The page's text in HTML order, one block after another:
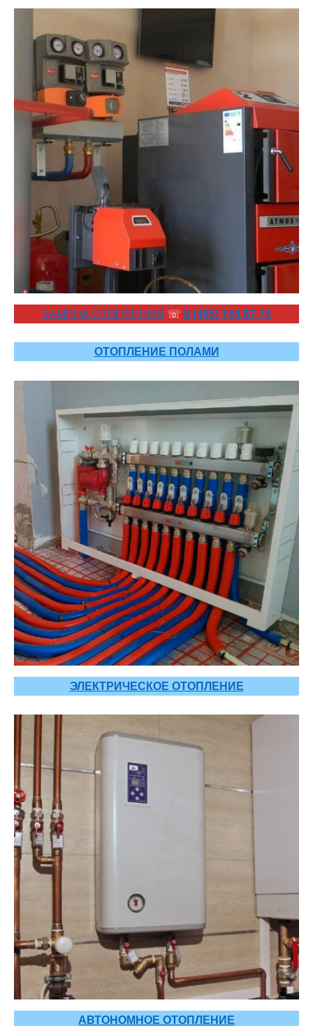
ЗАМЕНА ОТОПЛЕНИЯ ☏ 8 (495) 744 67 74
ОТОПЛЕНИЕ ПОЛАМИ
ЭЛЕКТРИЧЕСКОЕ ОТОПЛЕНИЕ
АВТОНОМНОЕ ОТОПЛЕНИЕ